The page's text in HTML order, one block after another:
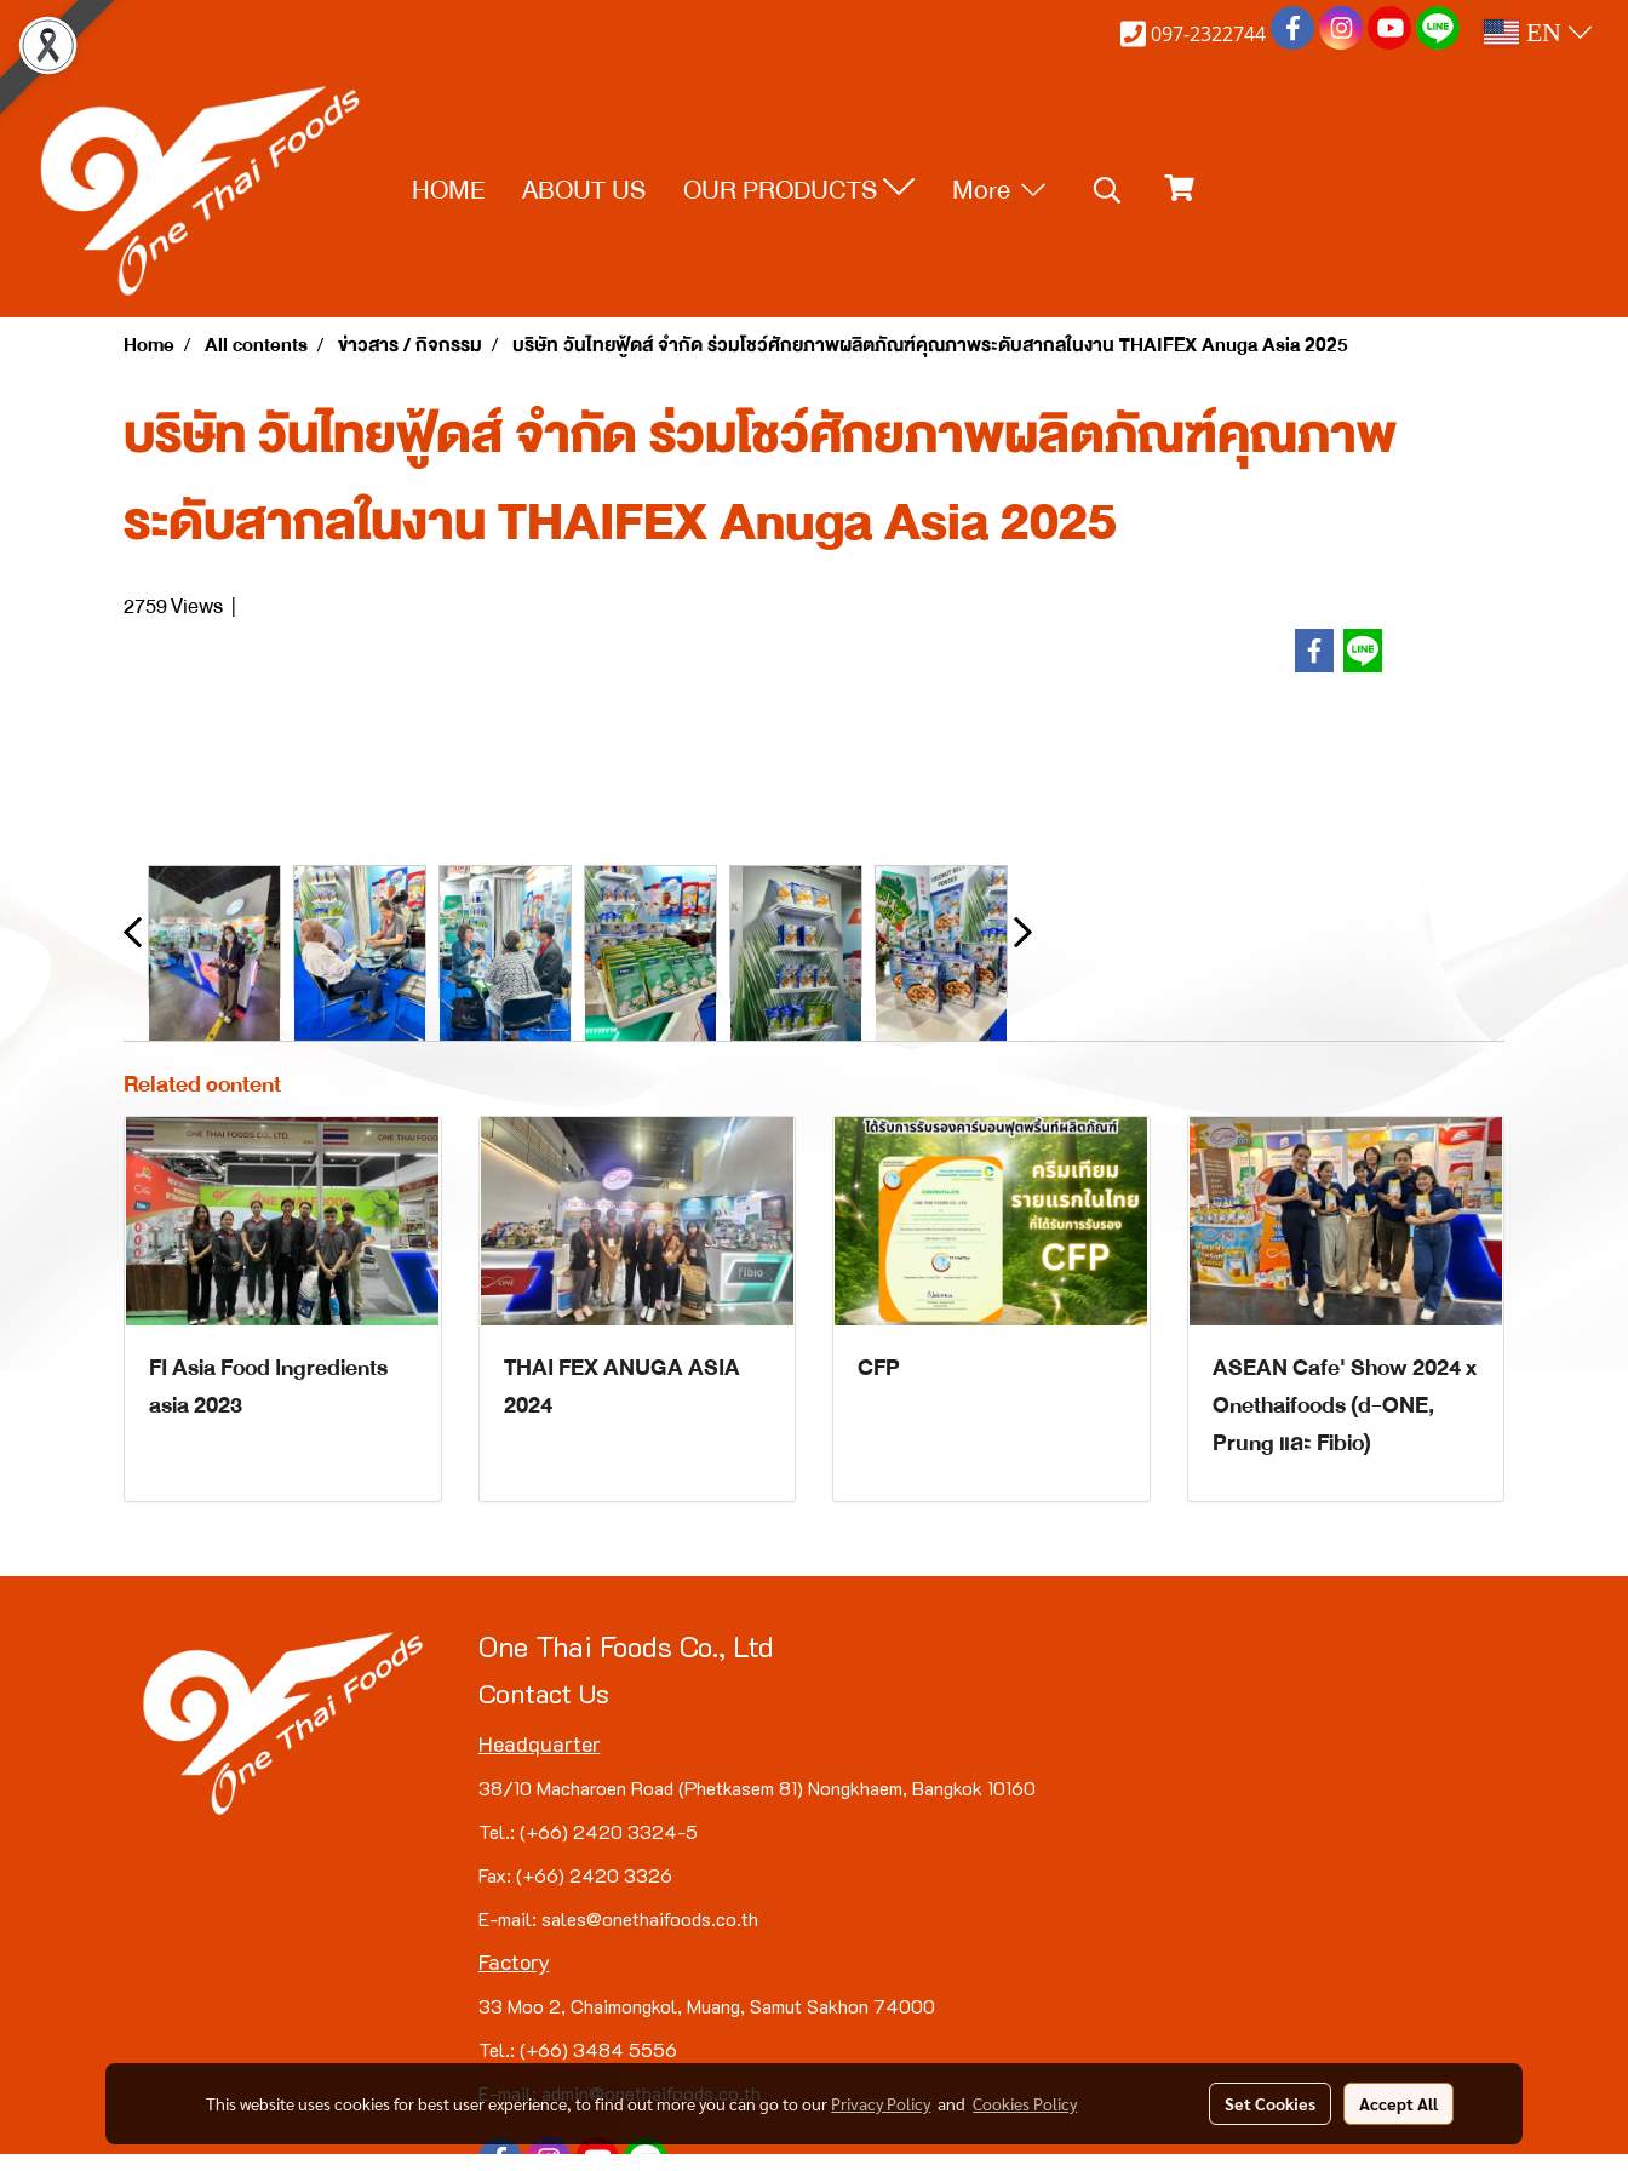
097-2322744 EN
HOME ABOUT US OUR PRODUCTS More
Home All contents ข่าวสาร / กิจกรรม บริษัท วันไทยฟู้ดส์ จำกัด ร่วมโชว์ศักยภาพผลิตภัณฑ์คุณภาพระดับสากลในงาน THAIFEX Anuga Asia 2025
บริษัท วันไทยฟู้ดส์ จำกัด ร่วมโชว์ศักยภาพผลิตภัณฑ์คุณภาพ
ระดับสากลในงาน THAIFEX Anuga Asia 2025
2759 Views |
Related content
FI Asia Food Ingredients
asia 2023
THAI FEX ANUGA ASIA
2024
CFP
ASEAN Cafe' Show 2024 x
Onethaifoods (d-ONE,
Prung และ Fibio)
One Thai Foods Co., Ltd
Contact Us
Headquarter
38/10 Macharoen Road (Phetkasem 81) Nongkhaem, Bangkok 10160
Tel.: (+66) 2420 3324-5
Fax: (+66) 2420 3326
E-mail: sales@onethaifoods.co.th
Factory
33 Moo 2, Chaimongkol, Muang, Samut Sakhon 74000
Tel.: (+66) 3484 5556
E-mail: admin@onethaifoods.co.th
This website uses cookies for best user experience, to find out more you can go to our Privacy PolicyandCookies Policy Set Cookies Accept All